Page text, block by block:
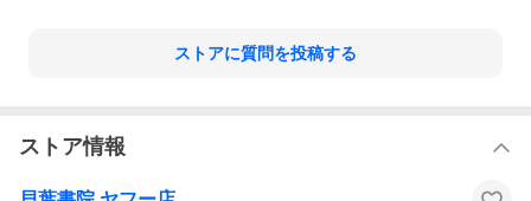
ストアに質問を投稿する
ストア情報